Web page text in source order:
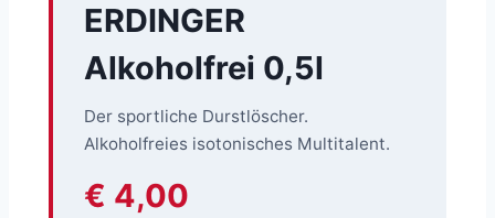
ERDINGER
Alkoholfrei 0,5l
Der sportliche Durstlöscher.
Alkoholfreies isotonisches Multitalent.
€ 4,00